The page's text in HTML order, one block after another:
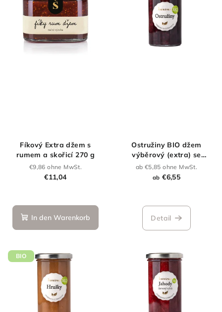
Fíkový Extra džem s
rumem a skořicí 270 g
€9,86 ohne MwSt.
€11,04
In den Warenkorb
Ostružiny BIO džem
výběrový (extra) se
sníženým obsahem cukru
ab €5,85 ohne MwSt.
ab €6,55
Detail
BIO